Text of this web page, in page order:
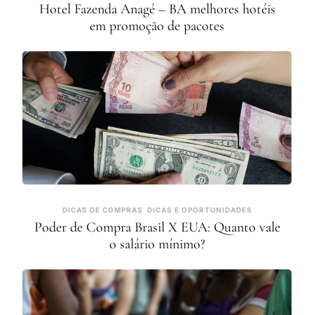
Hotel Fazenda Anagé – BA melhores hotéis
em promoção de pacotes
DICAS DE COMPRAS DICAS E OPORTUNIDADES
Poder de Compra Brasil X EUA: Quanto vale
o salário mínimo?